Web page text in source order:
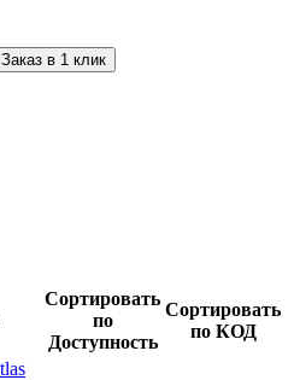
Заказ в 1 клик
Сортировать
по
Доступность
Сортировать
по КОД